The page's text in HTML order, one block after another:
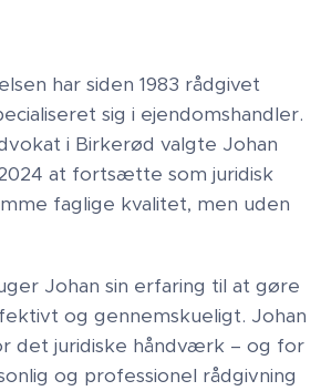
har siden 1983 rådgivet
sig i ejendomshandler.
i Birkerød valgte Johan
at fortsætte som juridisk
faglige kvalitet, men uden
Johan sin erfaring til at gøre
og gennemskueligt. Johan
det juridiske håndværk – og for
og professionel rådgivning